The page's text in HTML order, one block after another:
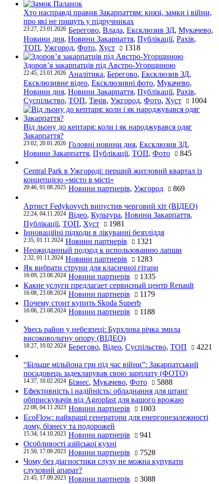
Хто насправді правив Закарпаттям: князі, замки і війни,
про які не пишуть у підручниках
23:27, 23.01.2026 Берегово, Влада, Ексклюзив ЗД, Мукачево,
Новини дня, Новини Закарпаття, Публікації, Рахів,
ТОП, Ужгород, Фото, Хуст 1318
Здоров’я закарпатців під Австро-Угорщиною
22:45, 23.01.2026 Аналітика, Берегово, Ексклюзив ЗД,
Ексклюзивне відео, Ексклюзивні фото, Мукачево,
Новини дня, Новини Закарпаття, Публікації, Рахів,
Суспільство, ТОП, Тячів, Ужгород, Фото, Хуст 1004
Від льону до кептаря: коли і як народжувався одяг
Закарпаття?
23:02, 20.01.2026 Головні новини дня, Ексклюзив ЗД,
Новини Закарпаття, Публікації, ТОП, Фото 845
Central Park в Ужгороді: перший житловий квартал із
концепцією «місто в місті»
20:46, 01.08.2025 Новини партнерів, Ужгород 869
Артист Fedykovych випустив черговий хіт (ВІДЕО)
22:24, 04.11.2024 Відео, Культура, Новини Закарпаття,
Публікації, ТОП, Хуст
1981
Інноваційні підходи в лікуванні безпліддя
2:35, 01.11.2024 Новини партнерів
1321
Неожиданный подход к использованию лапши
2:32, 01.11.2024 Новини партнерів
1283
Як вибрати струни для класичної гітари
16:09, 23.08.2024 Новини партнерів
1335
Какие услуги предлагает сервисный центр Renault
16:08, 23.08.2024 Новини партнерів
1179
Почему стоит купить Skoda Superb
16:06, 23.08.2024 Новини партнерів 1188
Увесь район у небезпеці: Бурхлива річка змила
високовольтну опору (ВІДЕО)
18:27, 10.02.2024 Берегово, Відео, Суспільство, ТОП 4221
“Більше мільйона грн під час війни”: Закарпатський
посадовець задекларував свою зарплату (ФОТО)
14:37, 10.02.2024 Бізнес, Мукачево, Фото
5888
Ефективність і надійність: обладнання для штанг
обприскувачів від Agroplast для вашого врожаю
22:08, 04.11.2023 Новини партнерів
1003
EcoFlow: найкращі генератори для енергонезалежності
дому, бізнесу та подорожей
15:34, 14.10.2023 Новини партнерів
941
Особливості азійської кухні
21:50, 17.09.2023 Новини партнерів
7528
Чому без діагностики слуху не можна купувати
слуховий апарат?
21:45, 17.09.2023 Новини партнерів 3088